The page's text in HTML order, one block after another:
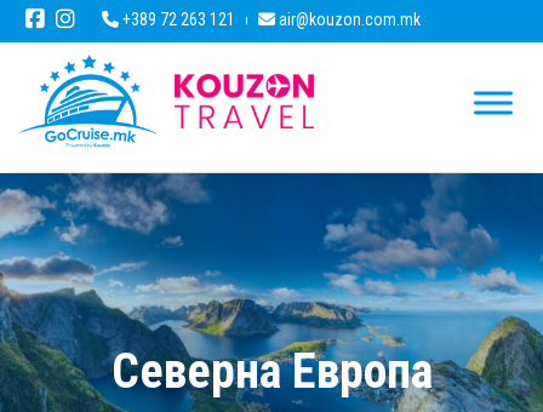
+389 72 263 121 air@kouzon.com.mk
Северна Европа